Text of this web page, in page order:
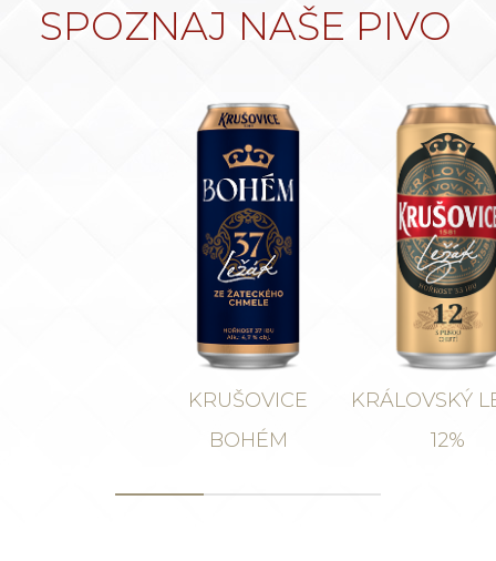
SPOZNAJ NAŠE PIVO
KRUŠOVICE
BOHÉM
KRÁLOVSKÝ
12%